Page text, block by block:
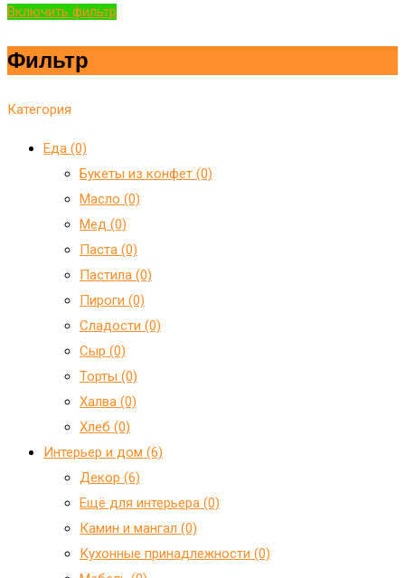
Включить фильтр
Фильтр
Категория
Еда (0)
Букеты из конфет (0)
Масло (0)
Мед (0)
Паста (0)
Пастила (0)
Пироги (0)
Сладости (0)
Сыр (0)
Торты (0)
Халва (0)
Хлеб (0)
Интерьер и дом (6)
Декор (6)
Ещё для интерьера (0)
Камин и мангал (0)
Кухонные принадлежности (0)